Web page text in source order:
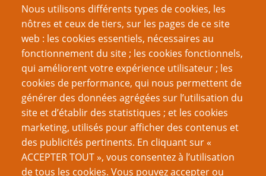
Nous utilisons différents types de cookies, les
nôtres et ceux de tiers, sur les pages de ce site
web : les cookies essentiels, nécessaires au
fonctionnement du site ; les cookies fonctionnels,
qui améliorent votre expérience utilisateur ; les
cookies de performance, qui nous permettent de
générer des données agrégées sur l’utilisation du
site et d’établir des statistiques ; et les cookies
marketing, utilisés pour afficher des contenus et
des publicités pertinents. En cliquant sur «
ACCEPTER TOUT », vous consentez à l’utilisation
de tous les cookies. Vous pouvez accepter ou
Mot de passe
Créer un nouveau compte
Réinitialiser votre mot de passe
VOUS AIMEREZ AUSSI